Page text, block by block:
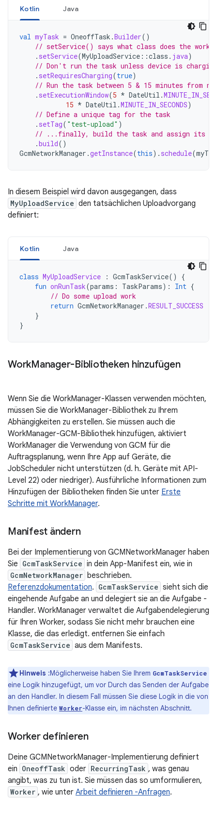
Kotlin Java
val myTask = OneoffTask .Builder()
// setService() says what class does the work
. setService(MyUploadService ::class . java)
// Don't run the task unless device is charging
. setRequiresCharging(true)
// Run the task between 5 & 15 minutes from
. setExecutionWindow(5 * DateUtil .
15 * DateUtil .MINUTE_IN_SECONDS)
// Define a unique tag for the task
. setTag( "test-upload" )
// ...finally, build the task and assign its
.build()
GcmNetworkManager .getInstance(this). schedule(
In diesem Beispiel wird davon ausgegangen, dass
MyUploadService den tatsächlichen Uploadvorgang
definiert:
Kotlin Java
class MyUploadService : GcmTaskService()
{
fun onRunTask(params : TaskParams): Int {
// Do some upload work
return GcmNetworkManager .RESULT_SUCCESS
}
}
WorkManager-Bibliotheken hinzufügen
Wenn Sie die WorkManager-Klassen verwenden möchten,
müssen Sie die WorkManager-Bibliothek zu Ihrem
Abhängigkeiten zu erstellen. Sie müssen auch die
WorkManager-GCM-Bibliothek hinzufügen, aktiviert
WorkManager die Verwendung von GCM für die
Auftragsplanung, wenn Ihre App auf Geräte, die
JobScheduler nicht unterstützen (d. h. Geräte mit API-
Level 22) oder niedriger). Ausführliche Informationen zum
Hinzufügen der Bibliotheken finden Sie unter Erste
Schritte mit WorkManager.
Manifest ändern
Bei der Implementierung von GCMNetworkManager haben
Sie GcmTaskService in dein App-Manifest ein, wie in
GcmNetworkManager beschrieben.
Referenzdokumentation. GcmTaskService sieht sich die
eingehende Aufgabe an und delegiert sie an die Aufgabe -
Handler. WorkManager verwaltet die Aufgabendelegierung
für Ihren Worker, sodass Sie nicht mehr brauchen eine
Klasse, die das erledigt. entfernen Sie einfach
GcmTaskService aus dem Manifests.
Hinweis :Möglicherweise haben Sie Ihrem GcmTaskService
eine Logik hinzugefügt, um vor Durch das Senden der Aufgabe
an den Handler. In diesem Fall müssen Sie diese Logik in die von
Ihnen definierte Worker-Klasse ein, im nächsten Abschnitt.
Worker definieren
Deine GCMNetworkManager-Implementierung definiert
ein OneoffTask oder RecurringTask , was genau
angibt, was zu tun ist. Sie müssen das so umformulieren,
Worker , wie unter Arbeit definieren -Anfragen.